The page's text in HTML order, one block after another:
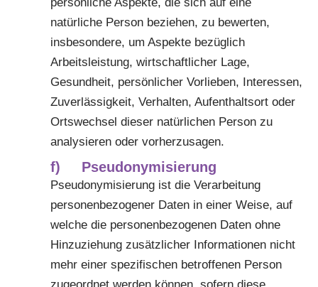
natürliche Person beziehen, zu bewerten,
insbesondere, um Aspekte bezüglich
Arbeitsleistung, wirtschaftlicher Lage,
Gesundheit, persönlicher Vorlieben, Interessen,
Zuverlässigkeit, Verhalten, Aufenthaltsort oder
Ortswechsel dieser natürlichen Person zu
analysieren oder vorherzusagen.
f) Pseudonymisierung
Pseudonymisierung ist die Verarbeitung
personenbezogener Daten in einer Weise, auf
welche die personenbezogenen Daten ohne
Hinzuziehung zusätzlicher Informationen nicht
mehr einer spezifischen betroffenen Person
zugeordnet werden können, sofern diese